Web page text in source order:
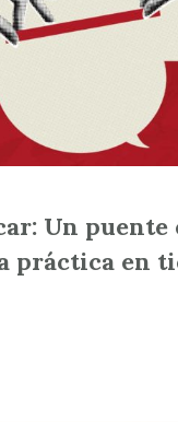
Un
práctica en